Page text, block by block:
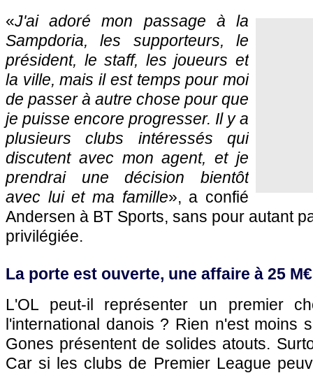
«J'ai adoré mon passage à la
Sampdoria, les supporteurs, le
président, le staff, les joueurs et
la ville, mais il est temps pour moi
de passer à autre chose pour que
je puisse encore progresser. Il y a
plusieurs clubs intéressés qui
discutent avec mon agent, et je
prendrai une décision bientôt
avec lui et ma famille», a confié
Andersen à BT Sports, sans pour autant
privilégiée.
La porte est ouverte, une affaire à 25
L'OL peut-il représenter un premier
l'international danois ? Rien n'est moins
Gones présentent de solides atouts.
Car si les clubs de Premier League